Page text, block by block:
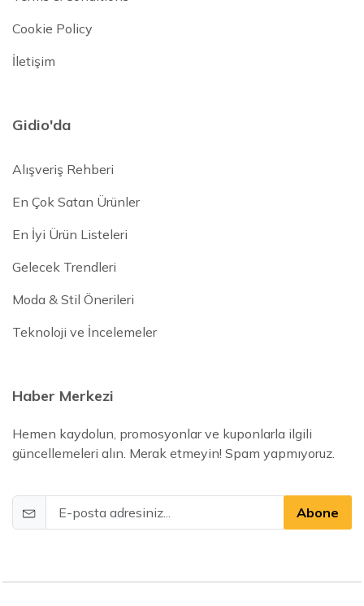
Cookie Policy
İletişim
Gidio'da
Alışveriş Rehberi
En Çok Satan Ürünler
En İyi Ürün Listeleri
Gelecek Trendleri
Moda & Stil Önerileri
Teknoloji ve İncelemeler
Haber Merkezi
Hemen kaydolun, promosyonlar ve kuponlarla ilgili
güncellemeleri alın. Merak etmeyin! Spam yapmıyoruz.
Abone